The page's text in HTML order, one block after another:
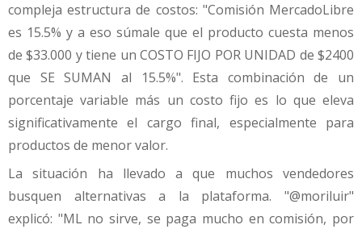
compleja estructura de costos: "Comisión MercadoLibre
es 15.5% y a eso súmale que el producto cuesta menos
de $33.000 y tiene un COSTO FIJO POR UNIDAD de $2400
que SE SUMAN al 15.5%". Esta combinación de un
porcentaje variable más un costo fijo es lo que eleva
significativamente el cargo final, especialmente para
productos de menor valor.
La situación ha llevado a que muchos vendedores
busquen alternativas a la plataforma. "@moriluir"
explicó: "ML no sirve, se paga mucho en comisión, por